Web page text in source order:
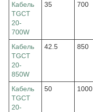
Кабель
TGCT
20-
700W
35 700
Кабель
TGCT
20-
850W
42.5 850
Кабель
TGCT
20-
50 1000